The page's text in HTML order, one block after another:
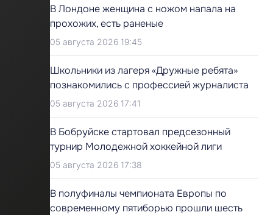
В Лондоне женщина с ножом напала на
прохожих, есть раненые
05 августа 2026 19:45
Школьники из лагеря «Дружные ребята»
познакомились с профессией журналиста
05 августа 2026 17:41
В Бобруйске стартовал предсезонный
турнир Молодежной хоккейной лиги
05 августа 2026 17:38
В полуфиналы чемпионата Европы по
современному пятиборью прошли шесть